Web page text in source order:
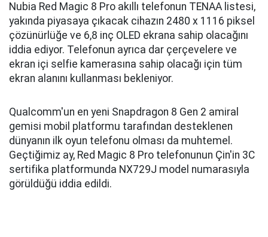
Nubia Red Magic 8 Pro akıllı telefonun TENAA listesi,
yakında piyasaya çıkacak cihazın 2480 x 1116 piksel
çözünürlüğe ve 6,8 inç OLED ekrana sahip olacağını
iddia ediyor. Telefonun ayrıca dar çerçevelere ve
ekran içi selfie kamerasına sahip olacağı için tüm
ekran alanını kullanması bekleniyor.
Qualcomm'un en yeni Snapdragon 8 Gen 2 amiral
gemisi mobil platformu tarafından desteklenen
dünyanın ilk oyun telefonu olması da muhtemel.
Geçtiğimiz ay, Red Magic 8 Pro telefonunun Çin'in 3C
sertifika platformunda NX729J model numarasıyla
görüldüğü iddia edildi.